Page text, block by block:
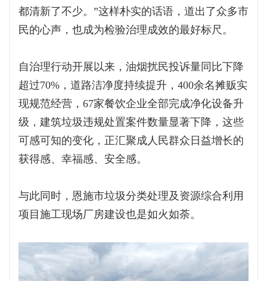
都清新了不少。”这样朴实的话语，道出了众多市
民的心声，也成为检验治理成效的最好标尺。
自治理行动开展以来，油烟扰民投诉量同比下降
超过70%，道路洁净度持续提升，400余名摊贩实
现规范经营，67家餐饮企业全部完成净化设备升
级，建筑垃圾违规处置案件数量显著下降，这些
可感可知的变化，正汇聚成人民群众日益增长的
获得感、幸福感、安全感。
与此同时，恩施市垃圾分类处理及资源综合利用
项目施工现场厂房建设也是如火如荼。